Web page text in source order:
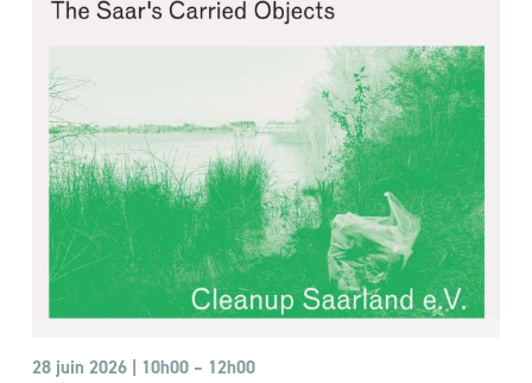
28 juin 2026 | 10h00 – 12h00